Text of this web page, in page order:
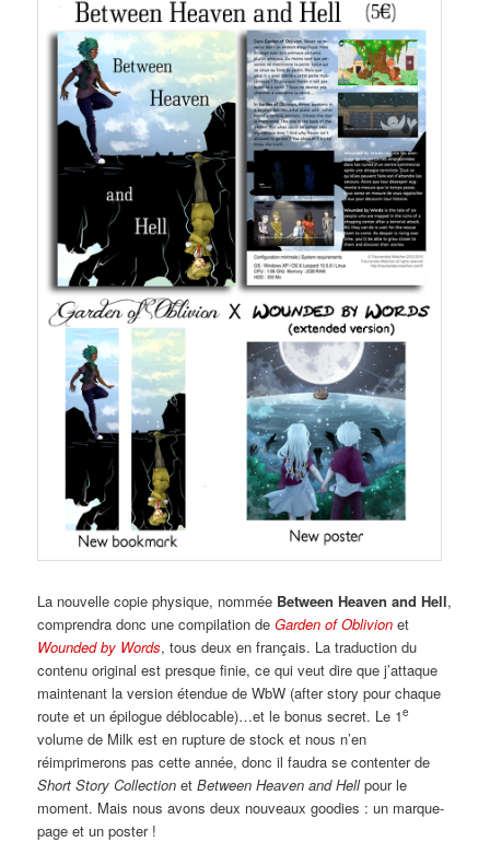
La nouvelle copie physique, nommée Between Heaven and Hell,
comprendra donc une compilation deGarden of Oblivion et
Wounded by Words, tous deux en français. La traduction du
contenu original est presque finie, ce qui veut dire que j’attaque
maintenant la version étendue de WbW (after story pour chaque
route et un épilogue déblocable)…et le bonus secret. Le 1e
volume de Milk est en rupture de stock et nous n’en
réimprimerons pas cette année, donc il faudra se contenter de
Short Story Collection etBetween Heaven and Hellpour le
moment. Mais nous avons deux nouveaux goodies : un marque-
page et un poster !